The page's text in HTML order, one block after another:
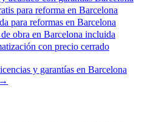
para reforma en Barcelona
para reformas en Barcelona
obra en Barcelona incluida
con precio cerrado
y garantías en Barcelona